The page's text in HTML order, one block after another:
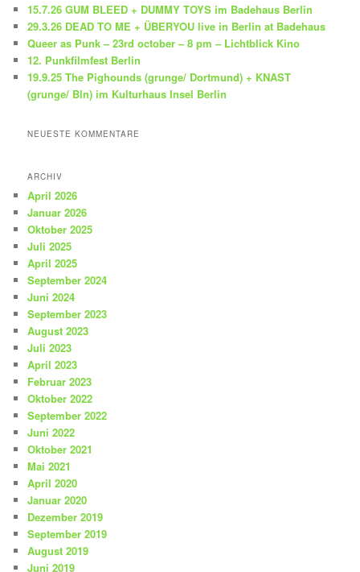
n
15.7.26 GUM BLEED + DUMMY TOYS im Badehaus Berlin
29.3.26 DEAD TO ME + ÜBERYOU live in Berlin at Badehaus
Queer as Punk – 23rd october – 8 pm – Lichtblick Kino
12. Punkfilmfest Berlin
19.9.25 The Pighounds (grunge/ Dortmund) + KNAST
(grunge/ Bln) im Kulturhaus Insel Berlin
NEUESTE KOMMENTARE
ARCHIV
April 2026
Januar 2026
Oktober 2025
Juli 2025
April 2025
September 2024
Juni 2024
September 2023
August 2023
Juli 2023
April 2023
Februar 2023
Oktober 2022
September 2022
Juni 2022
Oktober 2021
Mai 2021
April 2020
Januar 2020
Dezember 2019
September 2019
August 2019
Juni 2019